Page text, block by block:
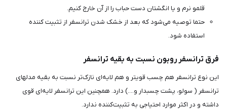
قلمو نرم و یا انگشتان دست حباب را از آن خارج کنیم.
حتما توصیه می‌شود که بعد از خشک شدن ترانسفر از تثبیت کننده
استفاده شود.
فرق ترانسفر روبون نسبت به بقیه ترانسفر
این نوع ترانسفر هم چسب قوی‎تر و هم لایه‌ای نازک‌تر نسبت به بقیه مدلهای
ترانسفر ( سولو، پشت چسبدار و....) دارد. همچنین این ترانسفر لایه‌ای قوی
داشته و در اکثر موارد احتیاجی به تثبیت‌کننده ندارد.